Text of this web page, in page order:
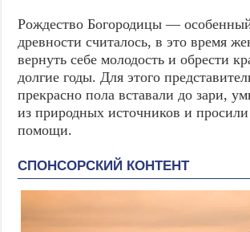
Рождество Богородицы —
древности считалось, в это время
вернуть себе молодость и обрести
долгие годы. Для этого
прекрасно пола вставали до зари,
из природных источников и
помощи.